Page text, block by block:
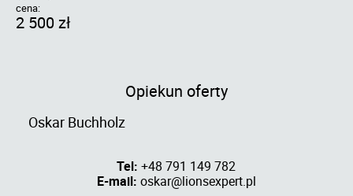
cena:
2 500 zł
Opiekun oferty
Oskar Buchholz
Tel: +48 791 149 782
E-mail: oskar@lionsexpert.pl